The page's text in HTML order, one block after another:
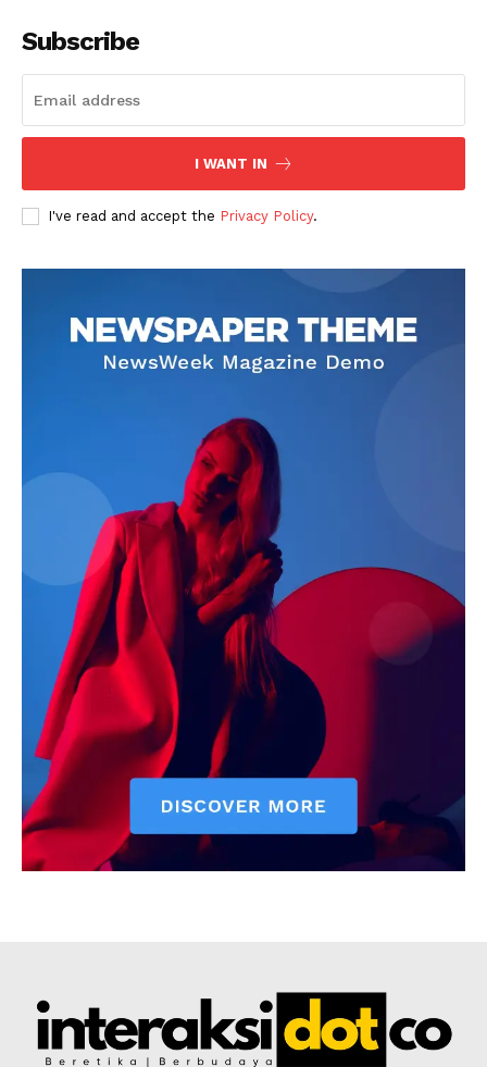
Subscribe
I WANT IN
I've read and accept the Privacy Policy.